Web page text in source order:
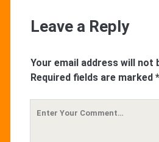
Leave a Reply
Your email address will not
Required fields are marked *